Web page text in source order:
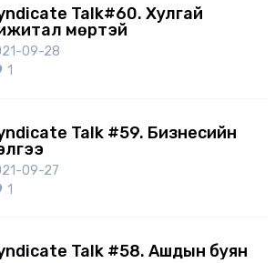
Talk#60. Хулгай
мөртэй
09-28
1
Talk #59. Бизнесийн
09-27
1
Talk #58. Ашдын буян